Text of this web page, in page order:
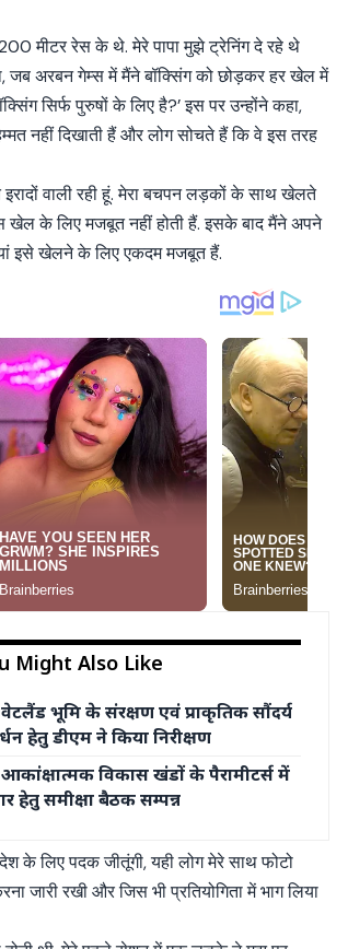
मीटर रेस के थे. मेरे पापा मुझे ट्रेनिंग दे रहे थे
जब अरबन गेम्स में मैंने बॉक्सिंग को छोड़कर हर खेल में
सिर्फ पुरुषों के लिए है?’ इस पर उन्होंने कहा,
नहीं दिखाती हैं और लोग सोचते हैं कि वे इस तरह
वाली रही हूं. मेरा बचपन लड़कों के साथ खेलते
खेल के लिए मजबूत नहीं होती हैं. इसके बाद मैंने अपने
इसे खेलने के लिए एकदम मजबूत हैं.
Might Also Like
वेटलैंड भूमि के संरक्षण एवं प्राकृतिक सौंदर्य
हेतु डीएम ने किया निरीक्षण
आकांक्षात्मक विकास खंडों के पैरामीटर्स में
हेतु समीक्षा बैठक सम्पन्न
के लिए पदक जीतूंगी, यही लोग मेरे साथ फोटो
जारी रखी और जिस भी प्रतियोगिता में भाग लिया